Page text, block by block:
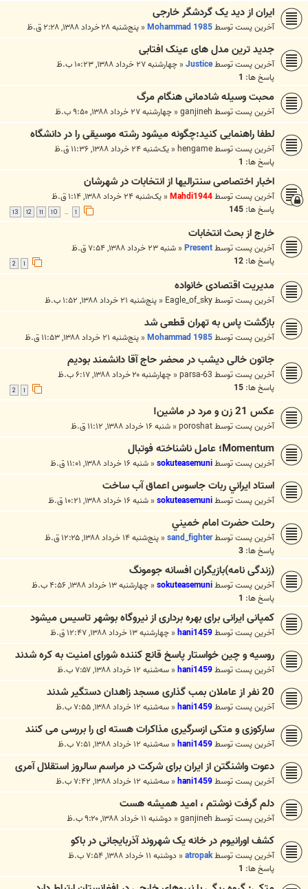
ایران از دید یک گردشگر خارجی
آخرین پست توسطMohammad 1985
« پنج‌شنبه ۲۸ خرداد ۱۳۸۸, ۲:۲۸ ق.ظ
جدید ترین مدل های عینک افتابی
آخرین پست توسطJustice
« چهارشنبه ۲۷ خرداد ۱۳۸۸, ۱۰:۲۳ ب.ظ
پاسخ ها: 1
محبت وسيله شادمانى هنگام مرگ
آخرین پست توسطganjineh
« چهارشنبه ۲۷ خرداد ۱۳۸۸, ۹:۵۰ ب.ظ
لطفا راهنمایی کنید:چگونه میشود رشته موسیقی را در دانشگاه
آخرین پست توسطhengame
« یک‌شنبه ۲۴ خرداد ۱۳۸۸, ۱۱:۳۶ ق.ظ
پاسخ ها: 1
اخبار اختصاصی سنترالیها از انتخابات در شهرشان
آخرین پست توسطMahdi1944
« یک‌شنبه ۲۴ خرداد ۱۳۸۸, ۱:۱۴ ق.ظ
پاسخ ها: 145
…
10
11
12
13
خارج از بحث انتخابات
آخرین پست توسطPresent
« شنبه ۲۳ خرداد ۱۳۸۸, ۷:۵۴ ق.ظ
پاسخ ها: 12
مدیریت اقتصادی خانواده
آخرین پست توسطEagle_of_sky
« پنج‌شنبه ۲۱ خرداد ۱۳۸۸, ۱:۵۲ ب.ظ
بازگشت پاس به تهران قطعی شد
آخرین پست توسطMohammad 1985
« پنج‌شنبه ۲۱ خرداد ۱۳۸۸, ۱۱:۵۳ ق.ظ
جاتون خالی دیشب در محضر حاج آقا دانشمند بودیم
آخرین پست توسطparsa-63
« چهارشنبه ۲۰ خرداد ۱۳۸۸, ۶:۱۷ ب.ظ
پاسخ ها: 15
عکس 21 زن و مرد در ماشین!
آخرین پست توسطporoshat
« شنبه ۱۶ خرداد ۱۳۸۸, ۱۱:۱۲ ق.ظ
Momentum؛ عامل ناشناخته فوتبال
آخرین پست توسطsokuteasemuni
« شنبه ۱۶ خرداد ۱۳۸۸, ۱۱:۰۱ ق.ظ
استاد ايراني ربات جاسوس اعماق آب ساخت
آخرین پست توسطsokuteasemuni
« شنبه ۱۶ خرداد ۱۳۸۸, ۱۰:۲۱ ق.ظ
رحلت حضرت امام خميني
آخرین پست توسطsand_fighter
« پنج‌شنبه ۱۴ خرداد ۱۳۸۸, ۱۲:۲۵ ق.ظ
پاسخ ها: 3
(زندگی نامه)بازیگران افسانه جومونگ
آخرین پست توسطsokuteasemuni
« چهارشنبه ۱۳ خرداد ۱۳۸۸, ۴:۵۶ ب.ظ
پاسخ ها: 1
کمپانی ایرانی برای بهره برداری از نیروگاه بوشهر تاسیس میشود
آخرین پست توسطhani1459
« چهارشنبه ۱۳ خرداد ۱۳۸۸, ۱۲:۴۷ ق.ظ
روسیه و چین خواستار پاسخ قانع کننده شورای امنیت به کره شدند
آخرین پست توسطhani1459
« سه‌شنبه ۱۲ خرداد ۱۳۸۸, ۷:۵۷ ب.ظ
20 نفر از عاملان بمب گذاری مسجد زاهدان دستگیر شدند
آخرین پست توسطhani1459
« سه‌شنبه ۱۲ خرداد ۱۳۸۸, ۷:۵۵ ب.ظ
سارکوزی و متکی ازسرگیری مذاکرات هسته ای را بررسی می کنند
آخرین پست توسطhani1459
« سه‌شنبه ۱۲ خرداد ۱۳۸۸, ۷:۵۱ ب.ظ
دعوت واشنگتن از ایران برای شرکت در مراسم سالروز استقلال آمری
آخرین پست توسطhani1459
« سه‌شنبه ۱۲ خرداد ۱۳۸۸, ۷:۴۲ ب.ظ
دلم گرفت نوشتم ، امید همیشه هست
آخرین پست توسطganjineh
« دوشنبه ۱۱ خرداد ۱۳۸۸, ۹:۲۰ ب.ظ
کشف اورانیوم در خانه یک شهروند آذربایجانی در باکو
آخرین پست توسطatropak
« دوشنبه ۱۱ خرداد ۱۳۸۸, ۷:۵۴ ب.ظ
پاسخ ها: 1